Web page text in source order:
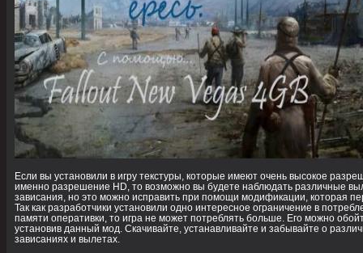
Если вы установили в игру текстуры, которые имеют очень высокое
именно разрешение HD, то возможно вы будете наблюдать различные
зависания, но это можно исправить при помощи модификации, которая
Так как разработчики установили одно интересное ограничение в
памяти оперативки, то игра не может потреблять больше. Его можно
установив данный мод. Скачивайте, устанавливайте и забывайте о
зависаниях и вылетах.